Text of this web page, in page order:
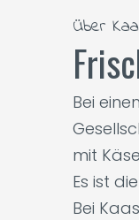
Über
Bei
mit
Es ist
Bei